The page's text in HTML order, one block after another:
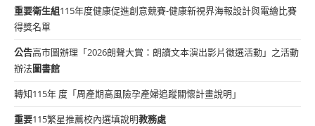
重要衛生組115年度健康促進創意競賽-健康新視界海報設計與電繪比賽
得獎名單
公告高市圖辦理「2026朗聲大賞：朗讀文本演出影片徵選活動」之活動
辦法圖書館
轉知115年 度「周產期高風險孕產婦追蹤關懷計畫說明」
重要115繁星推薦校內選填說明教務處